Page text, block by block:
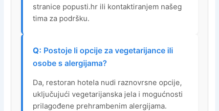
stranice popusti.hr ili kontaktiranjem našeg
tima za podršku.
Postoje li opcije za vegetarijance ili
osobe s alergijama?
Da, restoran hotela nudi raznovrsne opcije,
uključujući vegetarijanska jela i mogućnosti
prilagođene prehrambenim alergijama.